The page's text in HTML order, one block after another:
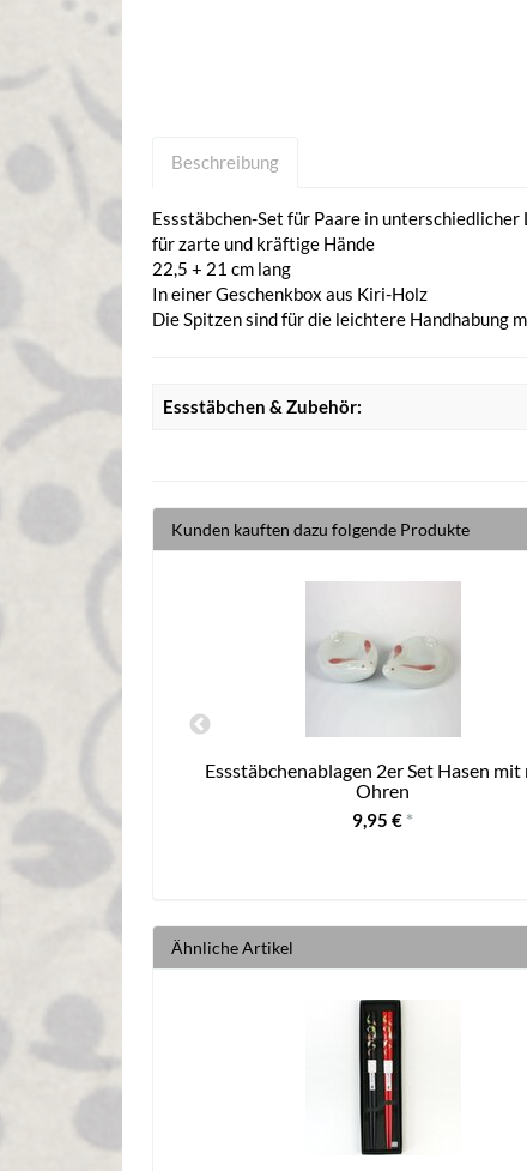
Beschreibung
Essstäbchen-Set für Paare in unterschiedlicher
für zarte und kräftige Hände
22,5 + 21 cm lang
In einer Geschenkbox aus Kiri-Holz
Die Spitzen sind für die leichtere Handhabung
Essstäbchen & Zubehör:
Kunden kauften dazu folgende Produkte
Essstäbchenablagen 2er Set Hasen mit
Ohren
9,95 € *
Ähnliche Artikel